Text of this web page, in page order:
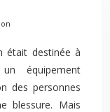
un équipement
des personnes
blessure. Mais